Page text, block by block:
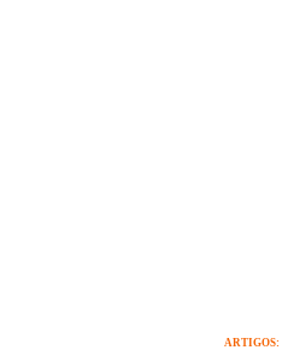
ARTIGOS: